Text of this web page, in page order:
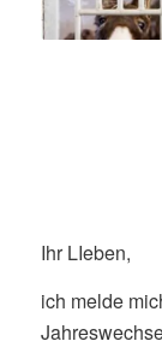
Ihr LIeben,
ich melde